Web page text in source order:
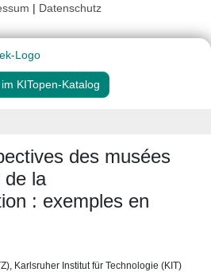
| Datenschutz
KITopen-Katalog
des musées
de la
: exemples en
Karlsruher Institut für Technologie (KIT)